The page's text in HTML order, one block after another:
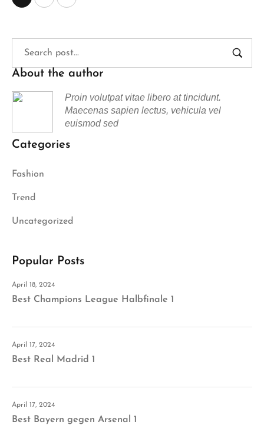
About the author
Proin volutpat vitae libero at tincidunt.
Maecenas sapien lectus, vehicula vel
euismod sed
Categories
Fashion
Trend
Uncategorized
Popular Posts
April 18, 2024
Best Champions League Halbfinale 1
April 17, 2024
Best Real Madrid 1
April 17, 2024
Best Bayern gegen Arsenal 1